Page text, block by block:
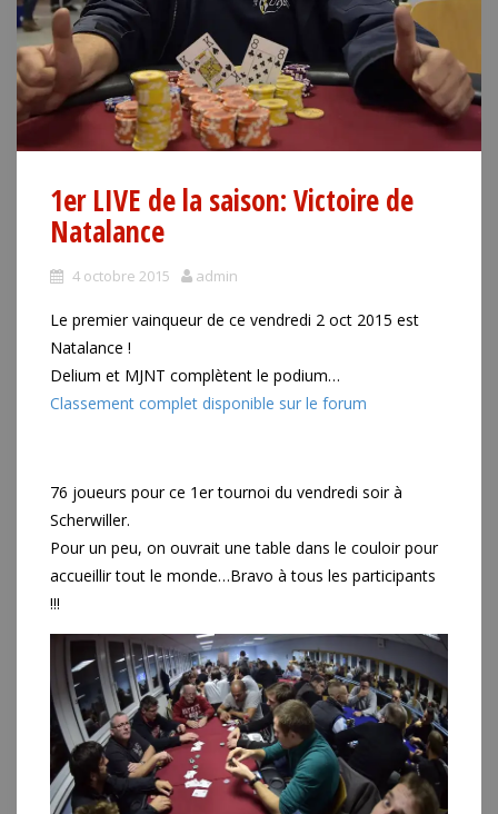
1er LIVE de la saison: Victoire de
Natalance
4 octobre 2015 admin
Le premier vainqueur de ce vendredi 2 oct 2015 est
Natalance !
Delium et MJNT complètent le podium…
Classement complet disponible sur le forum
76 joueurs pour ce 1er tournoi du vendredi soir à
Scherwiller.
Pour un peu, on ouvrait une table dans le couloir pour
accueillir tout le monde…Bravo à tous les participants
!!!